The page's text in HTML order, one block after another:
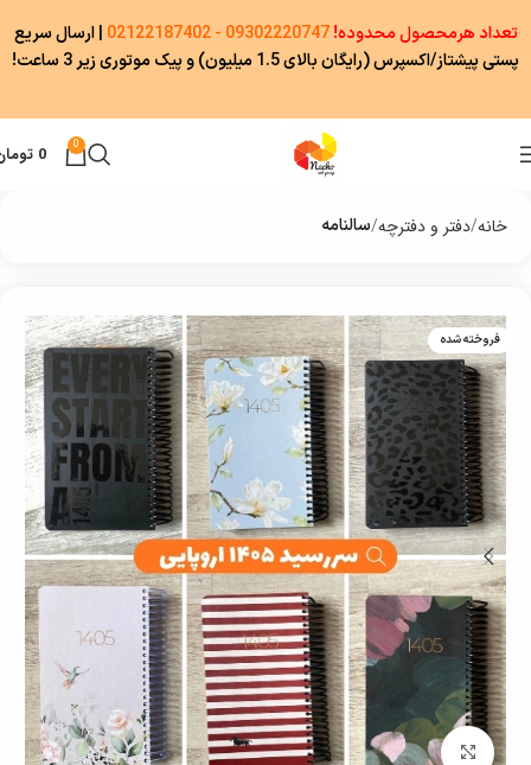
0
0
خانه دفتر و دفترچه سالنامه
فروخته شده
برای بزرگنمایی کلیک کنید
تعداد هرمحصول محدوده!09302220747 - 02122187402
|ارسال سریع
پستی پیشتاز/اکسپرس (رایگان بالای 1.5 میلیون) و پیک موتوری زیر 3 ساعت!